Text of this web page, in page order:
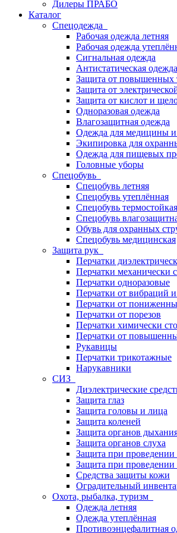
Дилеры ПРАБО
Каталог
Спецодежда
Рабочая одежда летняя
Рабочая одежда
Сигнальная одежда
Антистатическая одежда
Защита от повышенных
Защита от
Защита от кислот и
Одноразовая одежда
Влагозащитная одежда
Одежда для медицины и
Экипировка для
Одежда для пищевых
Головные уборы
Спецобувь
Спецобувь летняя
Спецобувь утеплённая
Спецобувь термостойкая
Спецобувь
Обувь для охранных
Спецобувь медицинская
Защита рук
Перчатки
Перчатки механически
Перчатки одноразовые
Перчатки от вибраций
Перчатки от
Перчатки от порезов
Перчатки химически
Перчатки от
Рукавицы
Перчатки трикотажные
Нарукавники
СИЗ
Диэлектрические
Защита глаз
Защита головы и лица
Защита коленей
Защита органов
Защита органов слуха
Защита при
Защита при проведении
Средства защиты кожи
Оградительный
Охота, рыбалка, туризм
Одежда летняя
Одежда утеплённая
Противоэнцефалитная